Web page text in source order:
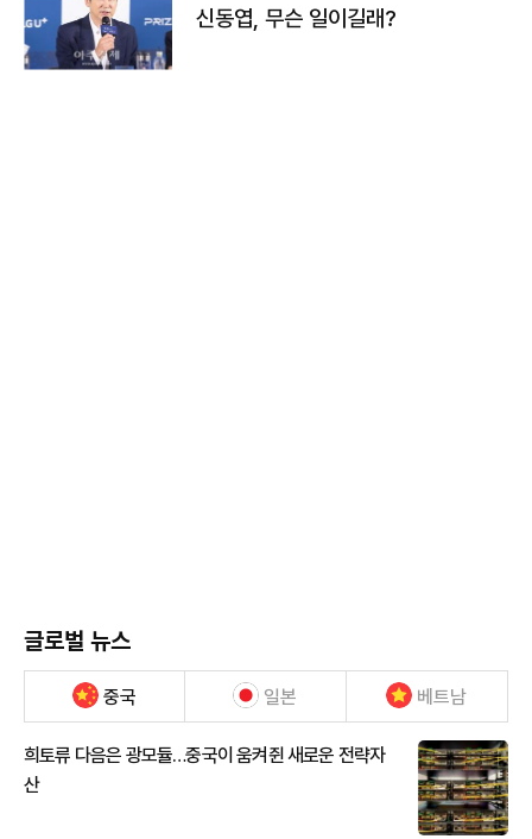
신동엽, 무슨 일이길래?
글로벌 뉴스
중국 일본 베트남
희토류 다음은 광모듈…중국이 움켜쥔 새로운 전략자
산